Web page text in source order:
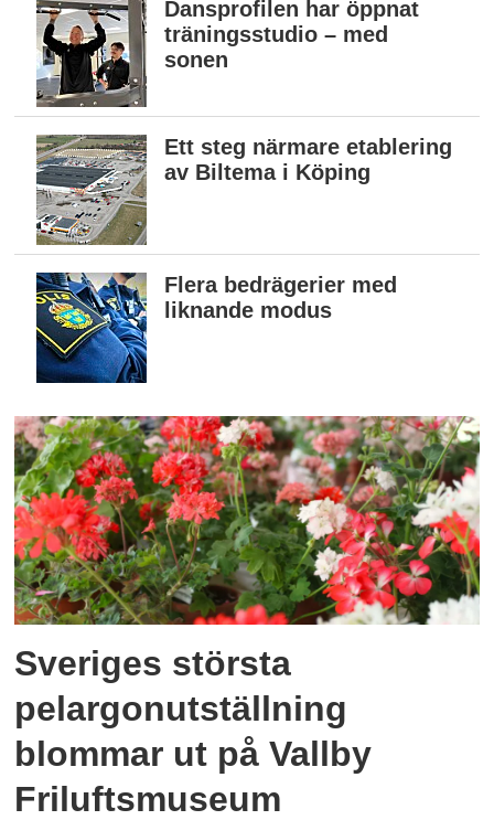
Dansprofilen har öppnat
träningsstudio – med
sonen
Ett steg närmare etablering
av Biltema i Köping
Flera bedrägerier med
liknande modus
Sveriges största
pelargonutställning
blommar ut på Vallby
Friluftsmuseum